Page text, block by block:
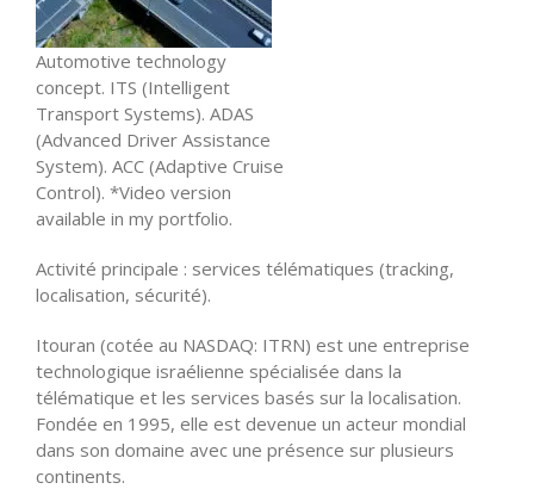
Automotive technology
concept. ITS (Intelligent
Transport Systems). ADAS
(Advanced Driver Assistance
System). ACC (Adaptive Cruise
Control). *Video version
available in my portfolio.
Activité principale : services télématiques (tracking,
localisation, sécurité).
Itouran (cotée au NASDAQ: ITRN) est une entreprise
technologique israélienne spécialisée dans la
télématique et les services basés sur la localisation.
Fondée en 1995, elle est devenue un acteur mondial
dans son domaine avec une présence sur plusieurs
continents.